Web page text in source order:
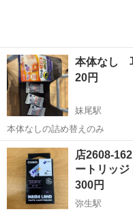
本体なし
20円
妹尾駅
本体なしの詰め替えのみ
岡山 岡山市
店2608-
ートリッ
300円
弥生駅